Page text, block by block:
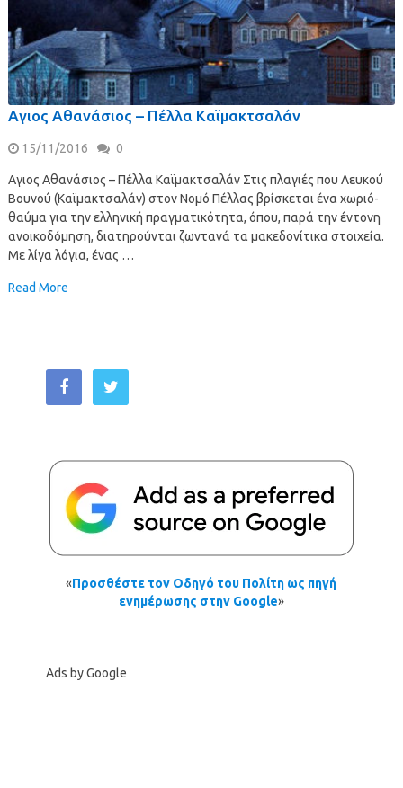
Αγιος Αθανάσιος – Πέλλα Kαϊμακτσαλάν
15/11/2016 0
Αγιος Αθανάσιος – Πέλλα Kαϊμακτσαλάν Στις πλαγιές που Λευκού
Bουνού (Kαϊμακτσαλάν) στον Νομό Πέλλας βρίσκεται ένα χωριό-
θαύμα για την ελληνική πραγματικότητα, όπου, παρά την έντονη
ανοικοδόμηση, διατηρούνται ζωντανά τα μακεδονίτικα στοιχεία.
Με λίγα λόγια, ένας …
Read More
«Προσθέστε τον Οδηγό του Πολίτη ως πηγή
ενημέρωσης στην Google»
Ads by Google